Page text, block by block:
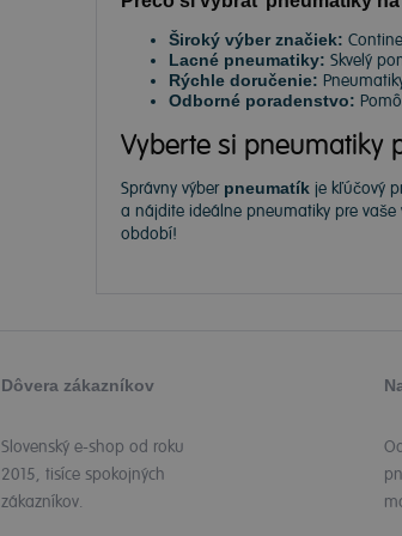
Široký výber značiek:
Lacné pneumatiky: Skvelý
Rýchle doručenie:
Odborné poradenstvo:
Vyberte si pneumatiky
Správny výber pneumatík je kľúčový
a nájdite ideálne pneumatiky pre
období!
Dôvera zákazníkov
Slovenský e-shop od roku
2015, tisíce spokojných
zákazníkov.